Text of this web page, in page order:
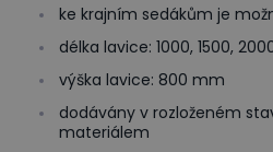
ke krajním sedákům je
délka lavice: 1000, 1500,
výška lavice: 800 mm
dodávány v rozloženém
materiálem